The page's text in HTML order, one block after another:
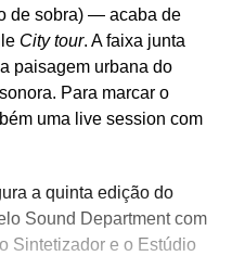
de sobra) — acaba de
City tour. A faixa junta
paisagem urbana do
Para marcar o
uma live session com
a quinta edição do
Sound Department com
Sintetizador e o Estúdio